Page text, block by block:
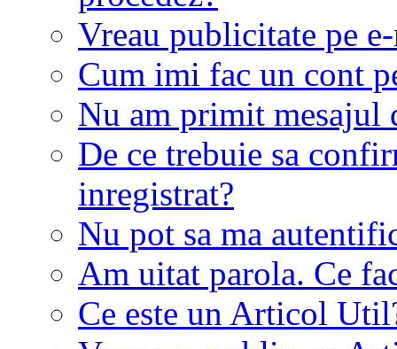
Vreau publicitate pe
Cum imi fac un cont
Nu am primit mesajul
De ce trebuie sa
inregistrat?
Nu pot sa ma
Am uitat parola. Ce
Ce este un Articol